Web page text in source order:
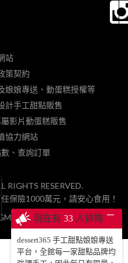
現在有 33 人排隊 ─
dessert365 手工甜點娘娘專送
平台，全館每一家甜點品牌均
站
策契約
娘娘專送、動蛋糕授權等
計手工甜點販售
影片動蛋糕販售
協力網站
、查詢訂單
RIGHTS RESERVED.
保險1000萬元，請安心食用！